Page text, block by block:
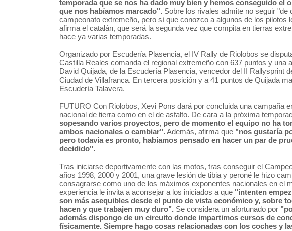
temporada que se nos ha dado muy bien y hemos conseguido el
que nos habíamos marcado". Sobre los rivales admite no seguir "de
campeonato extremeño, pero sí que conozco a algunos de los pilotos
afirma el catalán, que será la segunda vez que compita en tierras
hace ya varias temporadas.
Organizado por Escudería Plasencia, el IV Rally de Riolobos se
Castilla Reales comanda el regional extremeño con 637 puntos y una
David Quijada, de la Escudería Plasencia, vencedor del II Rallysprint
Ciudad de Villafranca. En tercera posición y a 41 puntos de Quijada
Escudería Talavera.
FUTURO Con Riolobos, Xevi Pons dará por concluida una campaña
nacional de tierra como en el de asfalto. De cara a la próxima
sopesando varios proyectos, pero de momento el equipo no ha
ambos nacionales o cambiar". Además, afirma que "nos gustaría
pero todavía es pronto, habíamos pensado en hacer un par de
decidido".
Tras iniciarse deportivamente con las motos, tras conseguir el
años 1998, 2000 y 2001, una grave lesión de tibia y peroné le hizo
consagrarse como uno de los máximos exponentes nacionales en el
experiencia le invita a aconsejar a los iniciados a que "intenten
son más asequibles desde el punto de vista económico y, sobre
hacen y que trabajen muy duro". Se considera un afortunado por
además dispongo de un circuito donde impartimos cursos de
físicamente. Siempre hago cosas relacionadas con los coches y